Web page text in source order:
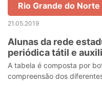
Rio Grande do Norte
21.05.2019
Alunas da rede
periódica tátil e
A tabela é composta por
compreensão dos